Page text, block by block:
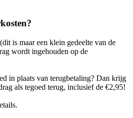
(dit is maar een klein gedeelte van de
wordt ingehouden op de
in plaats van terugbetaling? Dan krijg
als tegoed terug, inclusief de €2,95!